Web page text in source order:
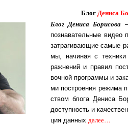
БлогДениса
Блог Дениса Борисова–
поз­на­ва­тель­ные ви­део
за­т­ра­ги­ва­ю­щие са­мые
мы, на­чи­ная с
раж­не­ний и пра­вил
воч­ной про­г­рам­мы и
ми по­с­тро­е­ния ре­жи­ма
с­т­вом бло­га Де­ни­са
до­с­туп­ность и
ция дан­ных да­лее…